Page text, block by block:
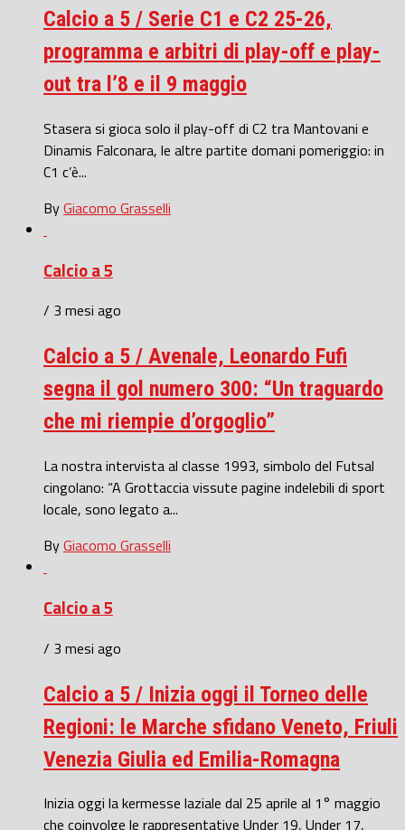
Calcio a 5 / Serie C1 e C2 25-26,
programma e arbitri di play-off e play-
out tra l’8 e il 9 maggio
Stasera si gioca solo il play-off di C2 tra Mantovani e
Dinamis Falconara, le altre partite domani pomeriggio: in
C1 c’è...
ByGiacomo Grasselli
Calcio a 5
/ 3 mesi ago
Calcio a 5 / Avenale, Leonardo Fufi
segna il gol numero 300: “Un traguardo
che mi riempie d’orgoglio”
La nostra intervista al classe 1993, simbolo del Futsal
cingolano: “A Grottaccia vissute pagine indelebili di sport
locale, sono legato a...
ByGiacomo Grasselli
Calcio a 5
/ 3 mesi ago
Calcio a 5 / Inizia oggi il Torneo delle
Regioni: le Marche sfidano Veneto, Friuli
Venezia Giulia ed Emilia-Romagna
Inizia oggi la kermesse laziale dal 25 aprile al 1° maggio
che coinvolge le rappresentative Under 19, Under 17,